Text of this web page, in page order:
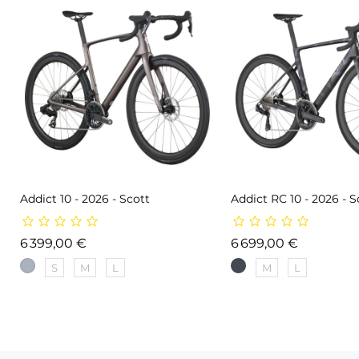
Addict 10 - 2026 - Scott
6 399,00 €
S M L
Addict RC 10 - 2026 -
6 699,00 €Prix
M L